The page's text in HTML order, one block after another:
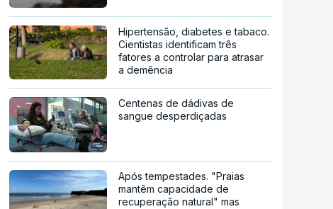
Hipertensão, diabetes e tabaco.
Cientistas identificam três
fatores a controlar para atrasar
a demência
Centenas de dádivas de
sangue desperdiçadas
Após tempestades. "Praias
mantêm capacidade de
recuperação natural" mas